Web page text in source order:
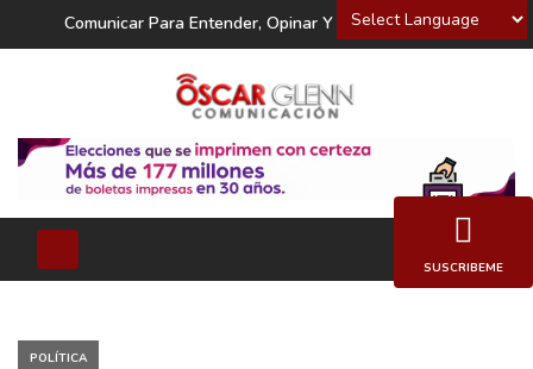
Powered by
Comunicar Para Entender, Opinar Y Decidir
POLÍTICA
SUSCRIBEME